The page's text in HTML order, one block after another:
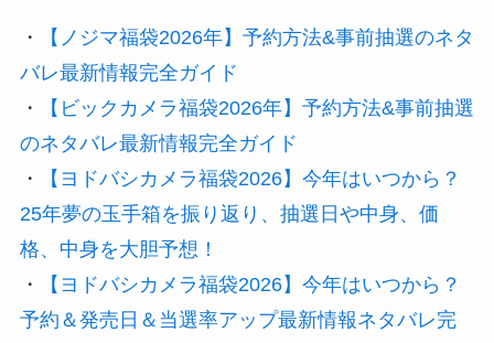
・
【ノジマ福袋2026年】予約方法&事前抽選のネタ
バレ最新情報完全ガイド
・
【ビックカメラ福袋2026年】予約方法&事前抽選
のネタバレ最新情報完全ガイド
・
【ヨドバシカメラ福袋2026】今年はいつから？
25年夢の玉手箱を振り返り、抽選日や中身、価
格、中身を大胆予想！
・
【ヨドバシカメラ福袋2026】今年はいつから？
予約＆発売日＆当選率アップ最新情報ネタバレ完